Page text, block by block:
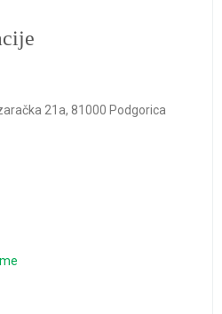
21a, 81000 Podgorica